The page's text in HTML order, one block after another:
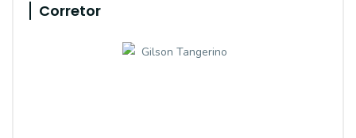
Corretor